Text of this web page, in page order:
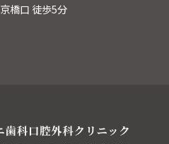
橋口 徒歩5分